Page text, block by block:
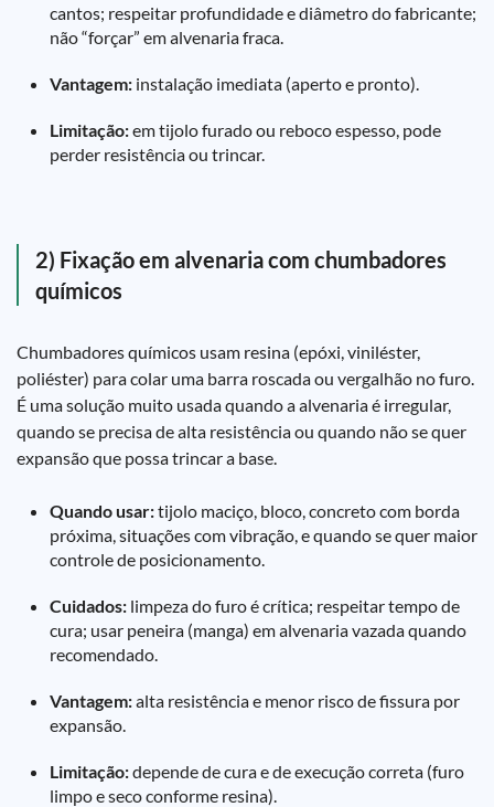
cantos; respeitar profundidade e diâmetro do fabricante;
não “forçar” em alvenaria fraca.
Vantagem: instalação imediata (aperto e pronto).
Limitação:em tijolo furado ou reboco espesso, pode
perder resistência ou trincar.
2) Fixação em alvenaria com chumbadores
químicos
Chumbadores químicos usam resina (epóxi, viniléster,
poliéster) para colar uma barra roscada ou vergalhão no furo.
É uma solução muito usada quando a alvenaria é irregular,
quando se precisa de alta resistência ou quando não se quer
expansão que possa trincar a base.
Quando usar:tijolo maciço, bloco, concreto com borda
próxima, situações com vibração, e quando se quer maior
controle de posicionamento.
Cuidados: limpeza do furo é crítica; respeitar tempo de
cura; usar peneira (manga) em alvenaria vazada quando
recomendado.
Vantagem:alta resistência e menor risco de fissura por
expansão.
Limitação:depende de cura e de execução correta (furo
limpo e seco conforme resina).